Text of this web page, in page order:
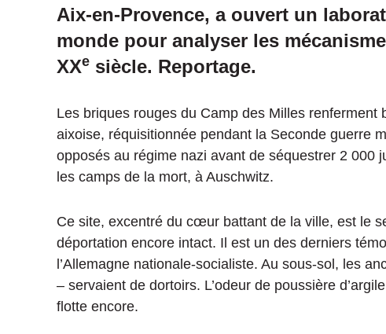
Aix-en-Provence, a ouvert un
monde pour analyser les
XXe siècle. Reportage.
Les briques rouges du Camp des Milles
aixoise, réquisitionnée pendant la Seconde guerre
opposés au régime nazi avant de séquestrer 2 000
les camps de la mort, à Auschwitz.
Ce site, excentré du cœur battant de la ville, est le
déportation encore intact. Il est un des derniers
l’Allemagne nationale-socialiste. Au sous-sol, les
– servaient de dortoirs. L’odeur de poussière
flotte encore.